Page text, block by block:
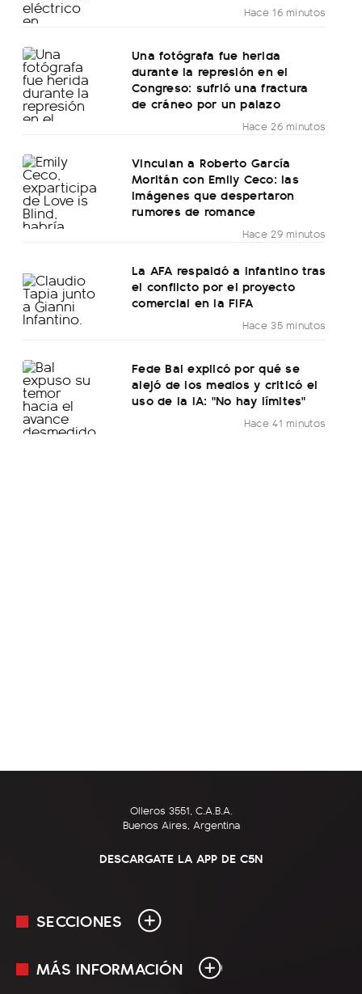
Hace 16 minutos
Una fotógrafa fue herida
durante la represión en el
Congreso: sufrió una fractura
de cráneo por un palazo
Hace 26 minutos
Vinculan a Roberto García
Moritán con Emily Ceco: las
imágenes que despertaron
rumores de romance
Hace 29 minutos
La AFA respaldó a Infantino tras
el conflicto por el proyecto
comercial en la FIFA
Hace 35 minutos
Fede Bal explicó por qué se
alejó de los medios y criticó el
uso de la IA: "No hay límites"
Hace 41 minutos
Olleros 3551, C.A.B.A.
Buenos Aires, Argentina
DESCARGATE LA APP DE C5N
SECCIONES
En Vivo
MÁS INFORMACIÓN